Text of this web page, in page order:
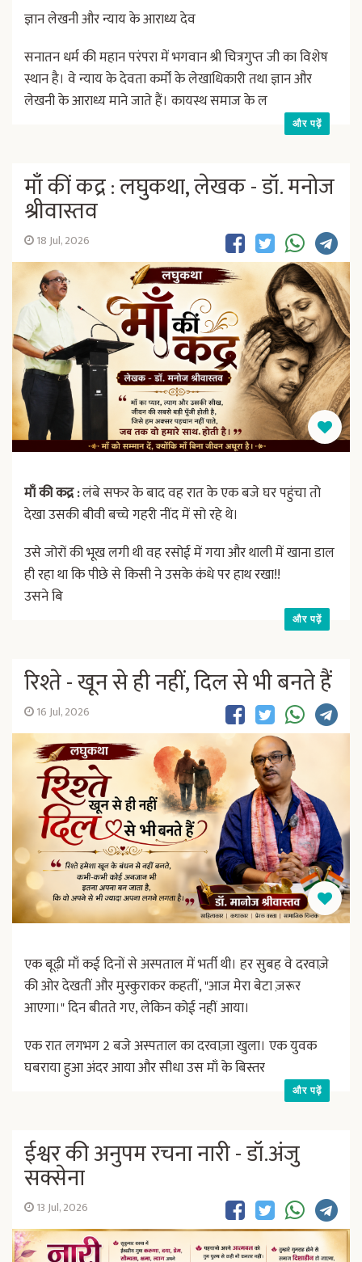
ज्ञान लेखनी और न्याय के आराध्य देव
सनातन धर्म की महान परंपरा में भगवान श्री चित्रगुप्त जी का विशेष
स्थान है। वे न्याय के देवता कर्मों के लेखाधिकारी तथा ज्ञान और
लेखनी के आराध्य माने जाते हैं। कायस्थ समाज के ल
और पढ़ें
माँ कीं कद्र : लघुकथा, लेखक - डॉ. मनोज
श्रीवास्तव
18 Jul, 2026
माँ की कद्र :लंबे सफर के बाद वह रात के एक बजे घर पहुंचा तो
देखा उसकी बीवी बच्चे गहरी नींद में सो रहे थे।
उसे जोरों की भूख लगी थी वह रसोई में गया और थाली में खाना डाल
ही रहा था कि पीछे से किसी ने उसके कंधे पर हाथ रखा!!
उसने बि
और पढ़ें
रिश्ते - खून से ही नहीं, दिल से भी बनते हैं
16 Jul, 2026
एक बूढ़ी माँ कई दिनों से अस्पताल में भर्ती थी। हर सुबह वे दरवाज़े
की ओर देखतीं और मुस्कुराकर कहतीं, "आज मेरा बेटा ज़रूर
आएगा।" दिन बीतते गए, लेकिन कोई नहीं आया।
एक रात लगभग 2 बजे अस्पताल का दरवाज़ा खुला। एक युवक
घबराया हुआ अंदर आया और सीधा उस माँ के बिस्तर
और पढ़ें
ईश्वर की अनुपम रचना नारी - डॉ.अंजु
सक्सेना
13 Jul, 2026